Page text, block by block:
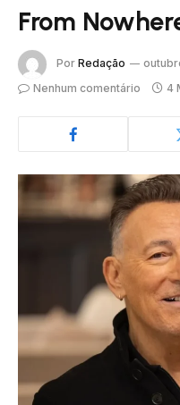
From
Por Redação
Nenhum comentário
4